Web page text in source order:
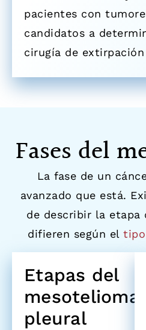
pacientes con
candidatos a
cirugía de
Fases del
La fase de un
avanzado que está.
de describir la etapa
difieren según el
Etapas del
mesotelioma
pleural